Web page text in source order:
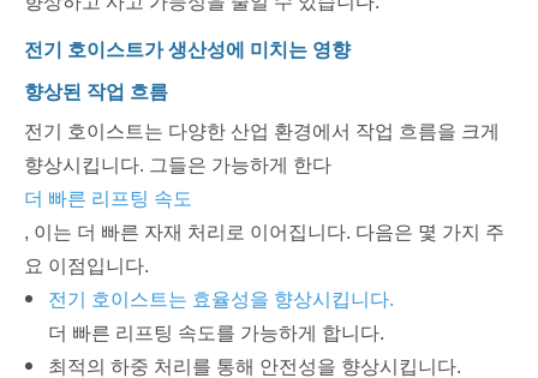
전기 호이스트가 생산성에 미치는 영향
향상된 작업 흐름
전기 호이스트는 다양한 산업 환경에서 작업 흐름을 크게
향상시킵니다. 그들은 가능하게 한다
더 빠른 리프팅 속도
, 이는 더 빠른 자재 처리로 이어집니다. 다음은 몇 가지 주
요 이점입니다.
전기 호이스트는 효율성을 향상시킵니다.
더 빠른 리프팅 속도를 가능하게 합니다.
최적의 하중 처리를 통해 안전성을 향상시킵니다.